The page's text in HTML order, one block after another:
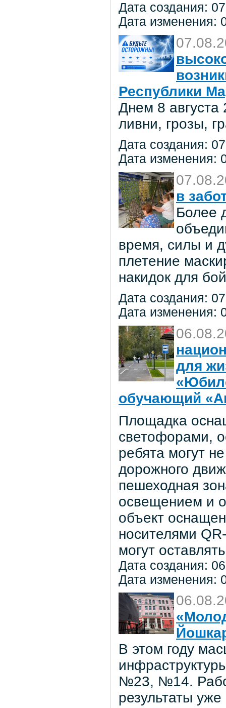
Дата создания:
Дата изменения:
Республики
Днем 8
ливни, грозы,
Дата создания:
Дата изменения:
в
Более
время, силы и
плетение
накидок для
Дата создания:
Дата изменения:
для
обучающий
Площадка
светофорами,
ребята могут
дорожного
пешеходная
освещением и
объект
носителями
могут
Дата создания:
Дата изменения:
В этом году
№23, №14.
результаты